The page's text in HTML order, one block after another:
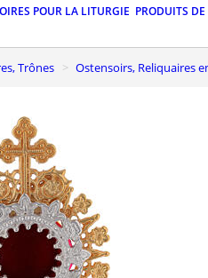
POUR LA LITURGIE PRODUITS
Trônes Ostensoirs, Reliquaires